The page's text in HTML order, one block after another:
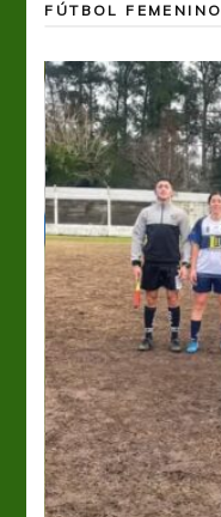
FÚTBOL FEMENINO